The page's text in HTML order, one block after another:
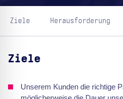
Ziele Herausforderung
Ziele
Unserem Kunden die richtige